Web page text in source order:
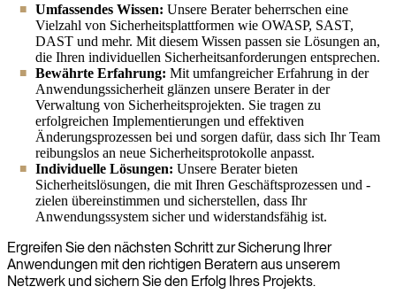
Ihre Daten.
Umfassendes Wissen: Unsere Berater beherrschen eine
Vielzahl von Sicherheitsplattformen wie OWASP, SAST,
DAST und mehr. Mit diesem Wissen passen sie Lösungen an,
die Ihren individuellen Sicherheitsanforderungen entsprechen.
Bewährte Erfahrung: Mit umfangreicher Erfahrung in der
Anwendungssicherheit glänzen unsere Berater in der
Verwaltung von Sicherheitsprojekten. Sie tragen zu
erfolgreichen Implementierungen und effektiven
Änderungsprozessen bei und sorgen dafür, dass sich Ihr Team
reibungslos an neue Sicherheitsprotokolle anpasst.
Individuelle Lösungen: Unsere Berater bieten
Sicherheitslösungen, die mit Ihren Geschäftsprozessen und -
zielen übereinstimmen und sicherstellen, dass Ihr
Anwendungssystem sicher und widerstandsfähig ist.
Ergreifen Sie den nächsten Schritt zur Sicherung Ihrer
Anwendungen mit den richtigen Beratern aus unserem
Netzwerk und sichern Sie den Erfolg Ihres Projekts.